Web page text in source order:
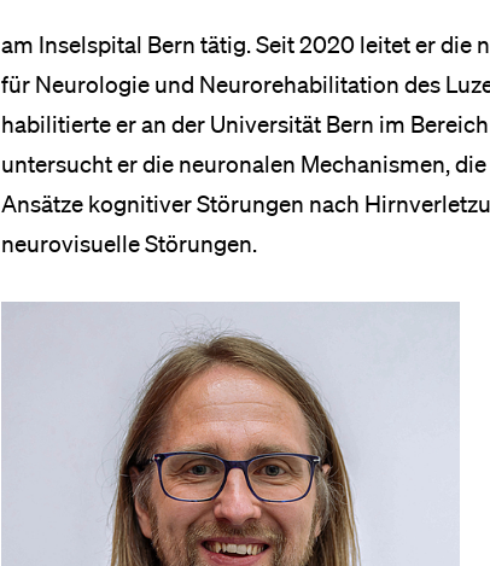
am Inselspital Bern tätig. Seit 2020 leitet er die
für Neurologie und Neurorehabilitation des
habilitierte er an der Universität Bern im
untersucht er die neuronalen Mechanismen,
Ansätze kognitiver Störungen nach
neurovisuelle Störungen.